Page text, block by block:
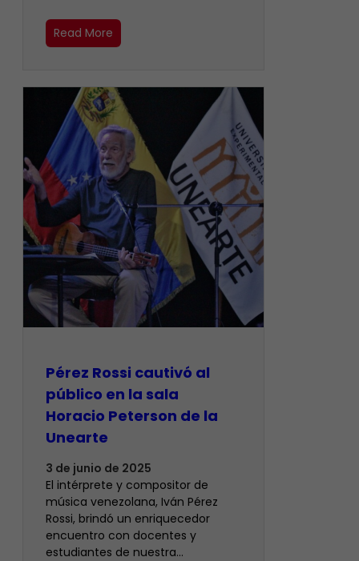
Read More
Pérez Rossi cautivó al
público en la sala
Horacio Peterson de la
Unearte
3 de junio de 2025
El intérprete y compositor de
música venezolana, Iván Pérez
Rossi, brindó un enriquecedor
encuentro con docentes y
estudiantes de nuestra…